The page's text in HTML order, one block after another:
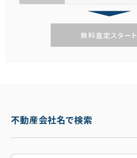
無料査定スタート
不動産会社名で検索